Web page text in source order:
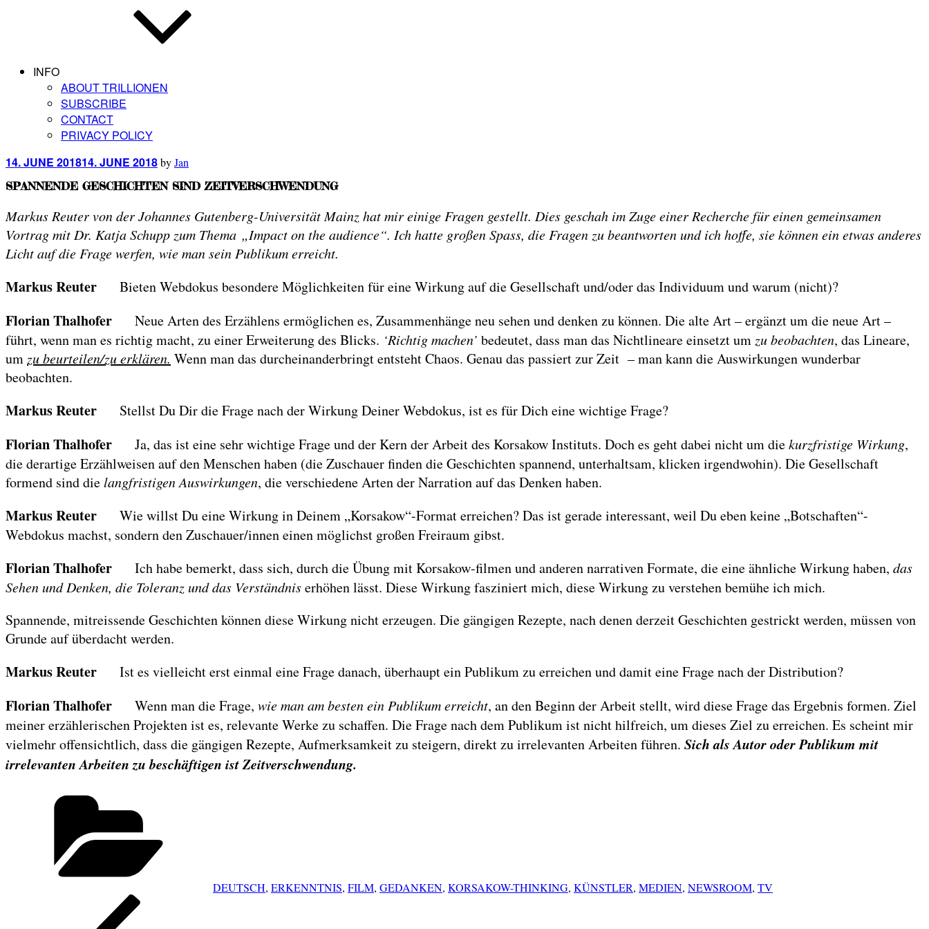
INFO
ABOUT TRILLIONEN
SUBSCRIBE
CONTACT
PRIVACY POLICY
Posted
14. JUNE 201814. JUNE 2018byJan
SPANNENDE GESCHICHTEN SIND ZEITVERSCHWENDUNG
Markus Reuter von der Johannes Gutenberg-Universität Mainz hat mir einige Fragen gestellt. Dies geschah im Zuge einer Recherche für einen gemeinsamen
Vortrag mit Dr. Katja Schupp zum Thema „Impact on the audience“. Ich hatte großen Spass, die Fragen zu beantworten und ich hoffe, sie können ein etwas anderes
Licht auf die Frage werfen, wie man sein Publikum erreicht.
Markus Reuter Bieten Webdokus besondere Möglichkeiten für eine Wirkung auf die Gesellschaft und/oder das Individuum und warum (nicht)?
Florian Thalhofer Neue Arten des Erzählens ermöglichen es, Zusammenhänge neu sehen und denken zu können. Die alte Art – ergänzt um die neue Art –
führt, wenn man es richtig macht, zu einer Erweiterung des Blicks. ‘Richtig machen’ bedeutet, dass man das Nichtlineare einsetzt umzu beobachten, das Lineare,
umzu beurteilen/zu erklären. Wenn man das durcheinanderbringt entsteht Chaos. Genau das passiert zur Zeit – man kann die Auswirkungen wunderbar
beobachten.
Markus Reuter Stellst Du Dir die Frage nach der Wirkung Deiner Webdokus, ist es für Dich eine wichtige Frage?
Florian Thalhofer Ja, das ist eine sehr wichtige Frage und der Kern der Arbeit des Korsakow Instituts. Doch es geht dabei nicht um diekurzfristige Wirkung,
die derartige Erzählweisen auf den Menschen haben (die Zuschauer finden die Geschichten spannend, unterhaltsam, klicken irgendwohin). Die Gesellschaft
formend sind dielangfristigen Auswirkungen, die verschiedene Arten der Narration auf das Denken haben.
Markus Reuter Wie willst Du eine Wirkung in Deinem „Korsakow“-Format erreichen? Das ist gerade interessant, weil Du eben keine „Botschaften“-
Webdokus machst, sondern den Zuschauer/innen einen möglichst großen Freiraum gibst.
Florian Thalhofer Ich habe bemerkt, dass sich, durch die Übung mit Korsakow-filmen und anderen narrativen Formate, die eine ähnliche Wirkung haben, das
Sehen und Denken, die Toleranz und das Verständniserhöhen lässt. Diese Wirkung fasziniert mich, diese Wirkung zu verstehen bemühe ich mich.
Spannende, mitreissende Geschichten können diese Wirkung nicht erzeugen. Die gängigen Rezepte, nach denen derzeit Geschichten gestrickt werden, müssen von
Grunde auf überdacht werden.
Markus Reuter Ist es vielleicht erst einmal eine Frage danach, überhaupt ein Publikum zu erreichen und damit eine Frage nach der Distribution?
Florian Thalhofer Wenn man die Frage, wie man am besten ein Publikum erreicht, an den Beginn der Arbeit stellt, wird diese Frage das Ergebnis formen. Ziel
meiner erzählerischen Projekten ist es, relevante Werke zu schaffen. Die Frage nach dem Publikum ist nicht hilfreich, um dieses Ziel zu erreichen. Es scheint mir
vielmehr offensichtlich, dass die gängigen Rezepte, Aufmerksamkeit zu steigern, direkt zu irrelevanten Arbeiten führen. Sich als Autor oder Publikum mit
irrelevanten Arbeiten zu beschäftigen ist Zeitverschwendung.
DEUTSCH, ERKENNTNIS, FILM, GEDANKEN, KORSAKOW-THINKING, KÜNSTLER, MEDIEN, NEWSROOM, TV